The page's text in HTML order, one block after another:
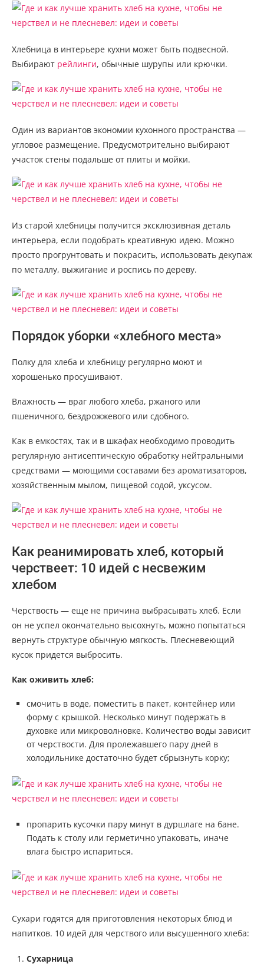
Хлебница в интерьере кухни может быть подвесной.
Выбирают рейлинги, обычные шурупы или крючки.
Один из вариантов экономии кухонного пространства —
угловое размещение. Предусмотрительно выбирают
участок стены подальше от плиты и мойки.
Из старой хлебницы получится эксклюзивная деталь
интерьера, если подобрать креативную идею. Можно
просто прогрунтовать и покрасить, использовать декупаж
по металлу, выжигание и роспись по дереву.
Порядок уборки «хлебного места»
Полку для хлеба и хлебницу регулярно моют и
хорошенько просушивают.
Влажность — враг любого хлеба, ржаного или
пшеничного, бездрожжевого или сдобного.
Как в емкостях, так и в шкафах необходимо проводить
регулярную антисептическую обработку нейтральными
средствами — моющими составами без ароматизаторов,
хозяйственным мылом, пищевой содой, уксусом.
Как реанимировать хлеб, который
черствеет: 10 идей с несвежим
хлебом
Черствость — еще не причина выбрасывать хлеб. Если
он не успел окончательно высохнуть, можно попытаться
вернуть структуре обычную мягкость. Плесневеющий
кусок придется выбросить.
Как оживить хлеб:
смочить в воде, поместить в пакет, контейнер или
форму с крышкой. Несколько минут подержать в
духовке или микроволновке. Количество воды зависит
от черствости. Для пролежавшего пару дней в
холодильнике достаточно будет сбрызнуть корку;
пропарить кусочки пару минут в дуршлаге на бане.
Подать к столу или герметично упаковать, иначе
влага быстро испариться.
Сухари годятся для приготовления некоторых блюд и
напитков. 10 идей для черствого или высушенного хлеба:
Сухарница